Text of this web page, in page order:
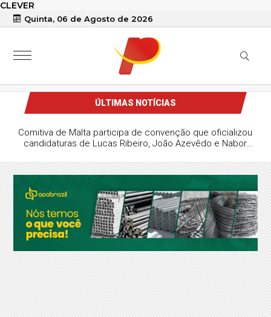
CLEVER
Quinta, 06 de Agosto de 2026
ÚLTIMAS NOTÍCIAS
Comitiva de Malta participa de convenção que oficializou
candidaturas de Lucas Ribeiro, João Azevêdo e Nabor